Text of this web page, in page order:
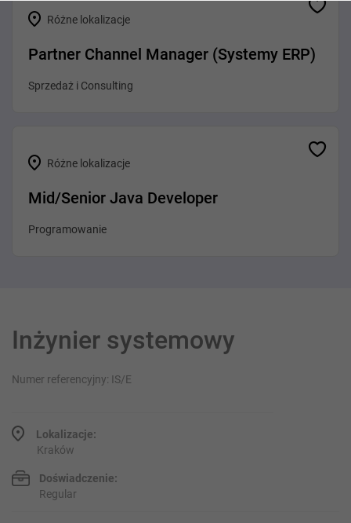
Różne lokalizacje
Partner Channel Manager (Systemy ERP)
Sprzedaż i Consulting
Różne lokalizacje
Mid/Senior Java Developer
Programowanie
Inżynier systemowy
Numer referencyjny: IS/E
Lokalizacje:
Kraków
Doświadczenie:
Regular